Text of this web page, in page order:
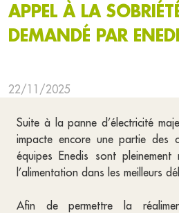
APPEL À LA
DEMANDÉ PAR
22/11/2025
Suite à la panne d’électricité
impacte encore une partie des
équipes Enedis sont
l’alimentation dans les meilleurs
Afin de permettre la